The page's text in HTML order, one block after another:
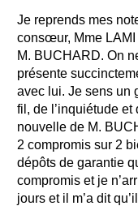
Je reprends mes
consœur, Mme
M. BUCHARD. On
présente
avec lui. Je sens un
fil, de l’inquiétude et
nouvelle de M.
2 compromis sur 2
dépôts de garantie
compromis et je
jours et il m’a dit